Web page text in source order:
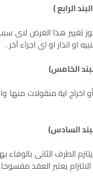
الرابع )
تغيير هذا الغرض لاى
او انذار او اى اجراء آخر .
الخامس)
اخراج اية منقولات
السادس)
الطرف الثانى
يعتبر العقد